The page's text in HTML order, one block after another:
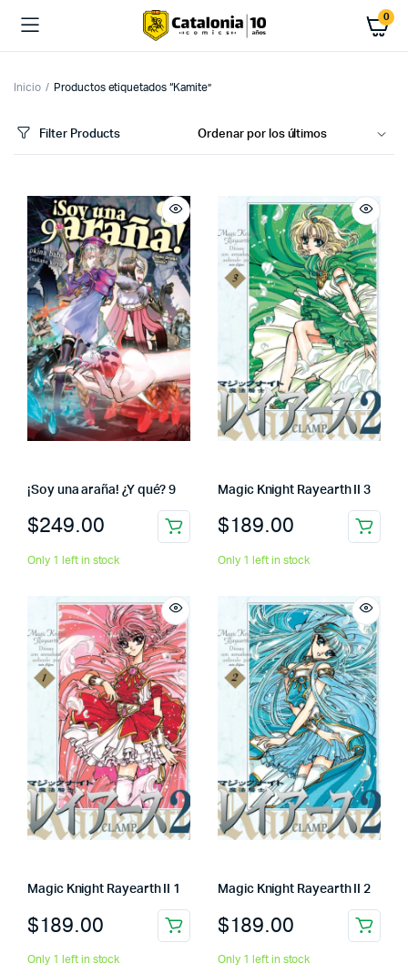
0
Inicio Productos etiquetados “Kamite”
Filter Products
¡Soy una araña! ¿Y qué? 9
$249.00
Only 1 left in stock
Magic Knight Rayearth II 3
$189.00
Only 1 left in stock
Magic Knight Rayearth II 1
$189.00
Only 1 left in stock
Magic Knight Rayearth II 2
$189.00
Only 1 left in stock